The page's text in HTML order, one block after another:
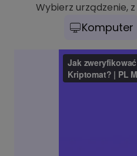
Wybierz urządzenie,
Komputer